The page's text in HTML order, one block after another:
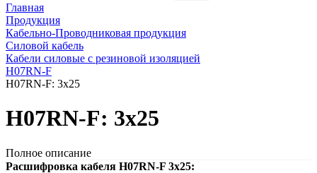
Главная
Продукция
Кабельно-Проводниковая продукция
Силовой кабель
Кабели силовые с резиновой изоляцией
H07RN-F
H07RN-F: 3x25
H07RN-F: 3x25
Полное описание
Расшифровка кабеля H07RN-F 3x25: